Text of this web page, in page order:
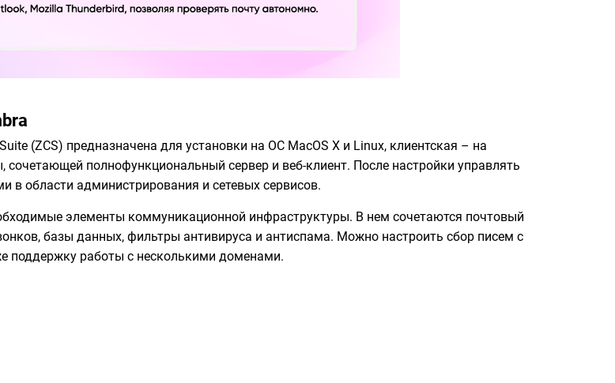
(ZCS) предназначена для установки на ОС MacOS X и Linux, клиентская – на
полнофункциональный сервер и веб-клиент. После настройки управлять
области администрирования и сетевых сервисов.
элементы коммуникационной инфраструктуры. В нем сочетаются почтовый
базы данных, фильтры антивируса и антиспама. Можно настроить сбор писем с
поддержку работы с несколькими доменами.